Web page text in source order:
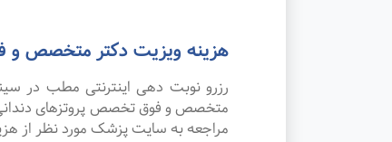
هزینه ویزیت دکتر متخصص و
رزرو نوبت دهی اینترنتی مطب در
متخصص و فوق تخصص پروتزهای دندانی
مراجعه به سایت پزشک مورد نظر از